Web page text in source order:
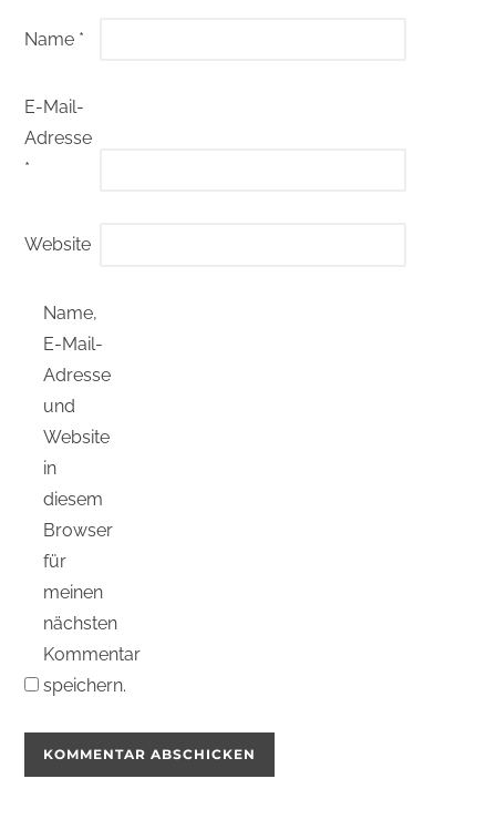
Name *
E-Mail-
Adresse
*
Website
Name,
E-Mail-
Adresse
und
Website
in
diesem
Browser
für
meinen
nächsten
Kommentar
speichern.